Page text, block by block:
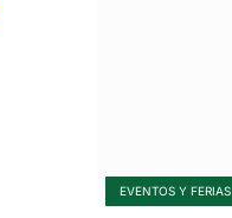
EVENTOS Y FERIAS